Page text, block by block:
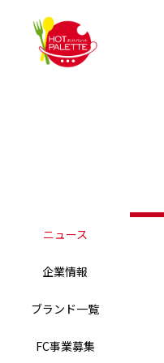
ニュース
企業情報
ブランド一覧
FC事業募集